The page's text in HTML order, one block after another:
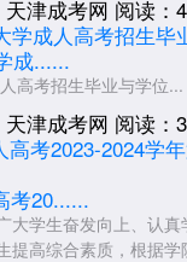
津成考网 阅读：
成......
高考招生毕业与学位...
津成考网 阅读：
考20......
大学生奋发向上、认真
提高综合素质，根据